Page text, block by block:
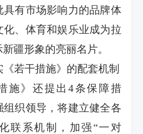
具有市场影响力的品牌体
化、体育和娱乐业成为拉
疆形象的亮丽名片。
《若干措施》的配套机制
施》 还提出 4条保障措
组织领导，将建立健全各
联系机制， 加强 “一对